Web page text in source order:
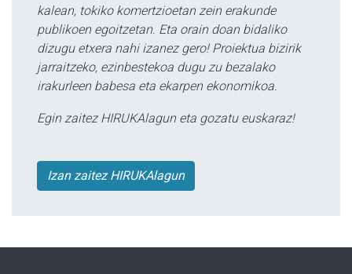
kalean, tokiko komertzioetan zein erakunde
publikoen egoitzetan. Eta orain doan bidaliko
dizugu etxera nahi izanez gero! Proiektua bizirik
jarraitzeko, ezinbestekoa dugu zu bezalako
irakurleen babesa eta ekarpen ekonomikoa.
Egin zaitez HIRUKAlagun eta gozatu euskaraz!
Izan zaitez HIRUKAlagun